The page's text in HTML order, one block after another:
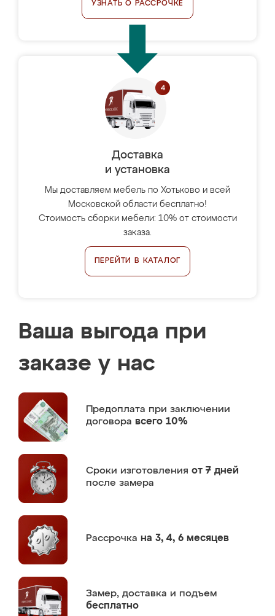
УЗНАТЬ О РАССРОЧКЕ
Доставка
и установка
Мы доставляем мебель по Хотьково и всей
Московской области бесплатно!
Стоимость сборки мебели: 10% от стоимости
заказа.
ПЕРЕЙТИ В КАТАЛОГ
Ваша выгода при
заказе у нас
Предоплата при заключении
договора всего 10%
Сроки изготовления от 7 дней
после замера
Рассрочка на 3, 4, 6 месяцев
Замер, доставка и подъем
бесплатно